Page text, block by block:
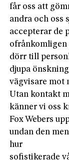
får oss att
andra och oss
accepterar de
ofrånkomligen
dörr till
djupa
vägvisare mot
Utan kontakt
känner vi oss
Fox Webers
undan den
hur
sofistikerade